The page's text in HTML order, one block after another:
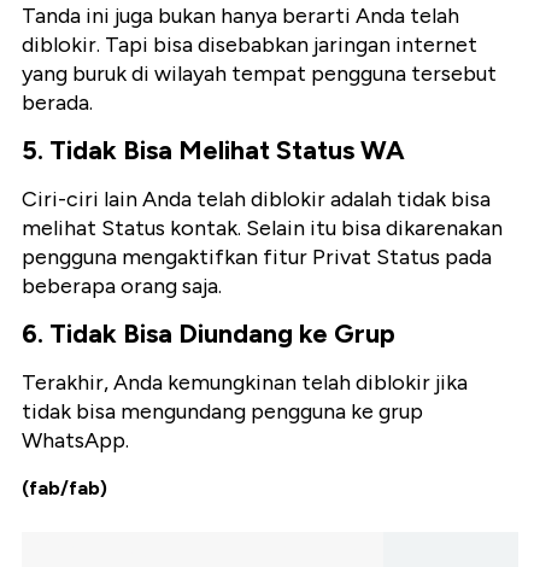
Tanda ini juga bukan hanya berarti Anda telah
diblokir. Tapi bisa disebabkan jaringan internet
yang buruk di wilayah tempat pengguna tersebut
berada.
5. Tidak Bisa Melihat Status WA
Ciri-ciri lain Anda telah diblokir adalah tidak bisa
melihat Status kontak. Selain itu bisa dikarenakan
pengguna mengaktifkan fitur Privat Status pada
beberapa orang saja.
6. Tidak Bisa Diundang ke Grup
Terakhir, Anda kemungkinan telah diblokir jika
tidak bisa mengundang pengguna ke grup
WhatsApp.
(fab/fab)